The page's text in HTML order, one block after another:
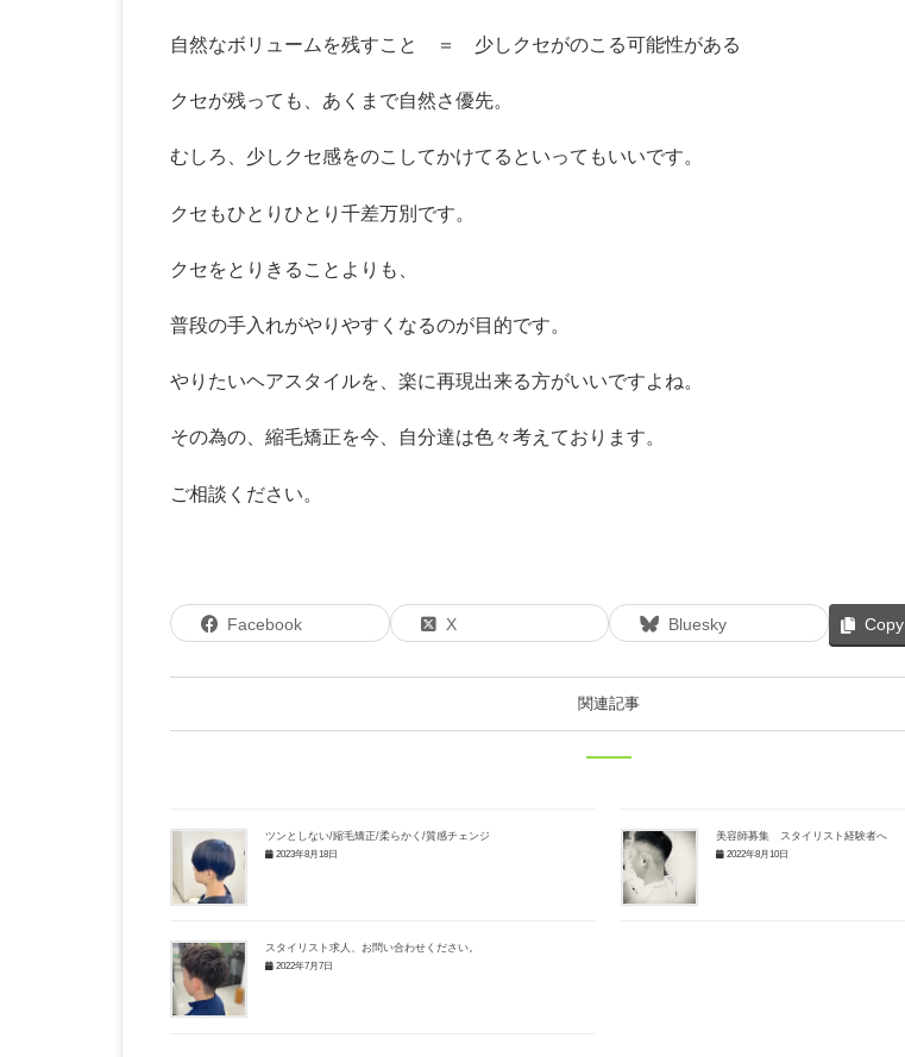
自然なボリュームを残すこと ＝ 少しクセがのこる可能性がある
クセが残っても、あくまで自然さ優先。
むしろ、少しクセ感をのこしてかけてるといってもいいです。
クセもひとりひとり千差万別です。
クセをとりきることよりも、
普段の手入れがやりやすくなるのが目的です。
やりたいヘアスタイルを、楽に再現出来る方がいいですよね。
その為の、縮毛矯正を今、自分達は色々考えております。
ご相談ください。
Facebook X Bluesky Copy
関連記事
ツンとしない/縮毛矯正/柔らかく/質感チェンジ
2023年8月18日
美容師募集 スタイリスト経験者へ
2022年8月10日
スタイリスト求人、お問い合わせください。
2022年7月7日